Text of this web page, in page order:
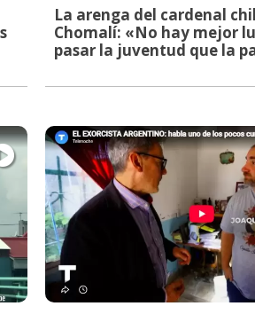
La arenga del cardenal
Chomalí: «No hay mejor
pasar la juventud que la